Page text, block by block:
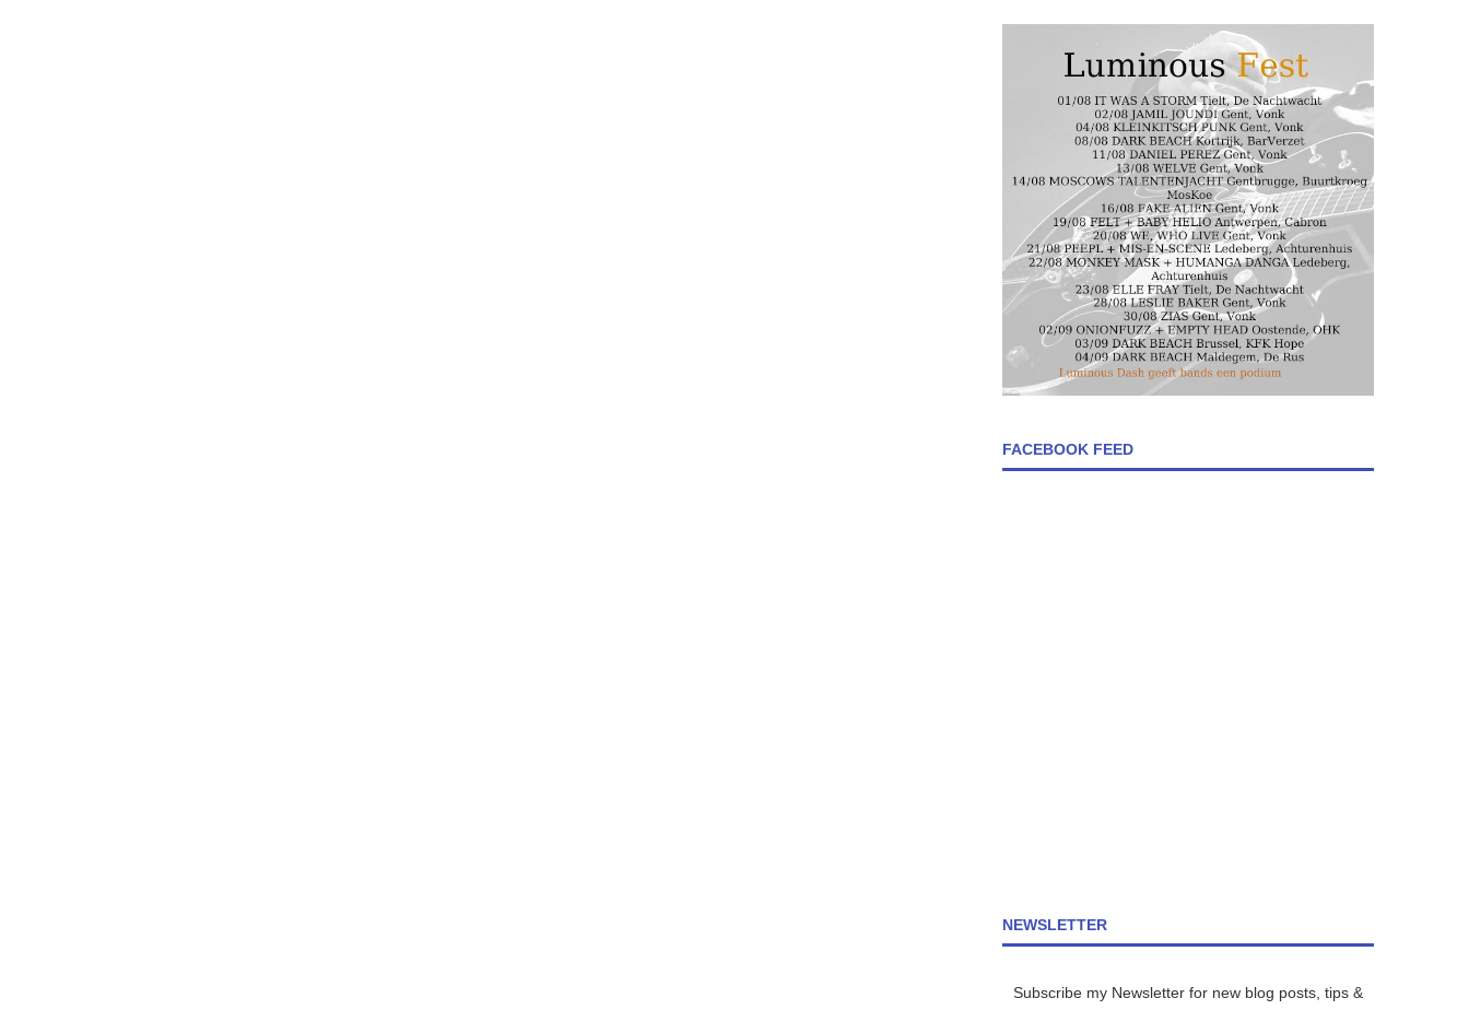
FACEBOOK FEED
NEWSLETTER
Subscribe my Newsletter for new blog posts, tips &